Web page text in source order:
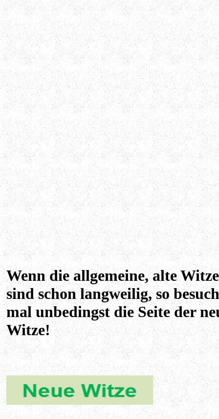
Wenn die allgemeine, alte Witze
sind schon langweilig, so besuch
mal unbedingst die Seite der
Witze!